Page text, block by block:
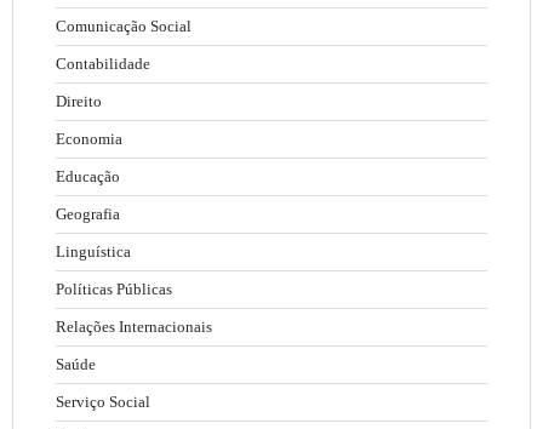
Comunicação Social
Contabilidade
Direito
Economia
Educação
Geografia
Linguística
Políticas Públicas
Relações Internacionais
Saúde
Serviço Social